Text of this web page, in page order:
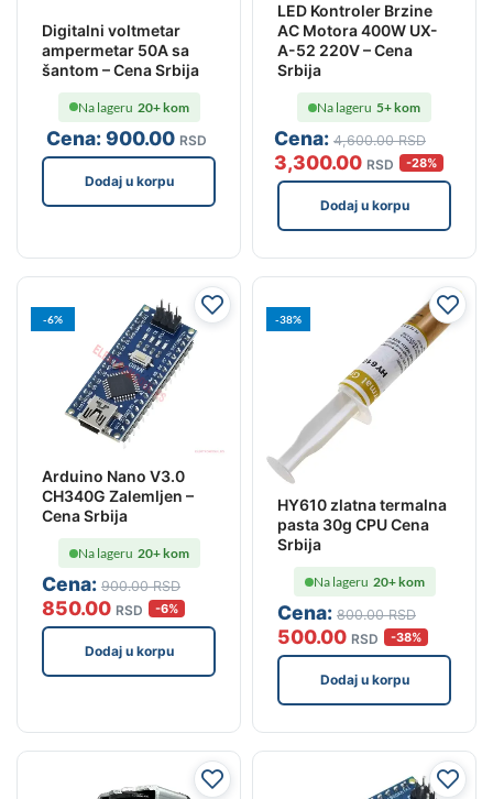
Digitalni voltmetar
ampermetar 50A sa
šantom – Cena Srbija
Cena:900.00 RSD
Na lageru 20+ kom
Dodaj u korpu
LED Kontroler Brzine
AC Motora 400W UX-
A-52 220V – Cena
Srbija
Cena: 4,600.00 RSD
3,300.00 RSD -28%
Na lageru 5+ kom
Dodaj u korpu
-6%
Arduino Nano V3.0
CH340G Zalemljen –
Cena Srbija
Cena: 900.00 RSD
850.00 RSD -6%
Na lageru 20+ kom
Dodaj u korpu
-38%
HY610 zlatna termalna
pasta 30g CPU Cena
Srbija
Cena: 800.00 RSD
500.00 RSD -38%
Na lageru 20+ kom
Dodaj u korpu